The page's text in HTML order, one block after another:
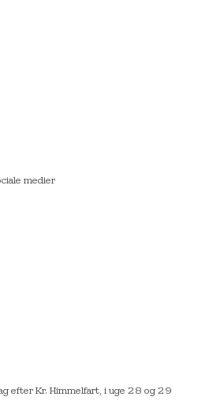
medier
efter Kr. Himmelfart, i uge 28 og 29